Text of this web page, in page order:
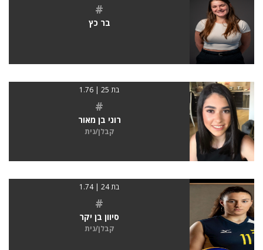
#
בר כץ
בת 25 | 1.76
#
רוני בן מאור
קבלן/נית
בת 24 | 1.74
#
סיוון בן יקר
קבלן/נית